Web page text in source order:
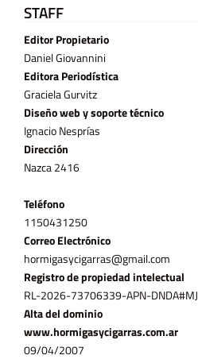
STAFF
Editor Propietario
Daniel Giovannini
Editora Periodística
Graciela Gurvitz
Diseño web y soporte técnico
Ignacio Nesprías
Dirección
Nazca 2416
Teléfono
11­50431250
Correo Electrónico
hormigasycigarras@gmail.com
Registro de propiedad intelectual
RL-2026-73706339-APN-DNDA#MJ
Alta del dominio
www.hormigasycigarras.com.ar
09/04/2007